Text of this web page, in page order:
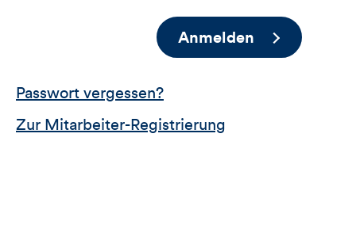
Anmelden
Passwort vergessen?
Zur Mitarbeiter-Registrierung